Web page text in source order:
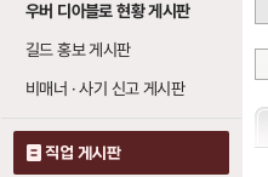
우버 디아블로 현황 게시판
길드 홍보 게시판
비매너 · 사기 신고 게시판
직업 게시판